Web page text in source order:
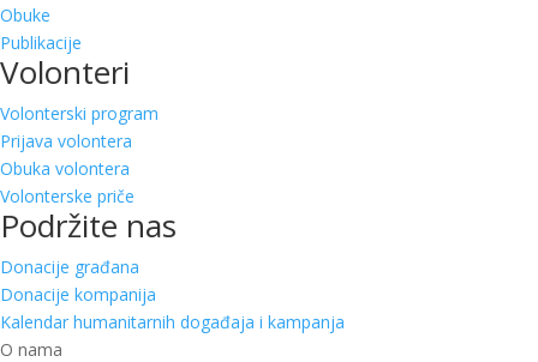
Obuke
Publikacije
Volonteri
Volonterski program
Prijava volontera
Obuka volontera
Volonterske priče
Podržite nas
Donacije građana
Donacije kompanija
Kalendar humanitarnih događaja i kampanja
O nama